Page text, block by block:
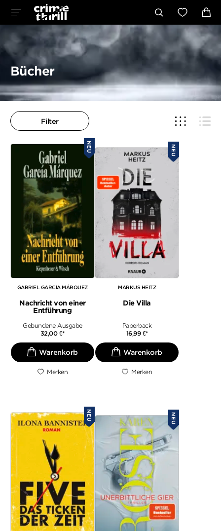
Bücher
Filter
NEU
GABRIEL GARCÍA MÁRQUEZ
Nachricht von einer
Entführung
Gebundene Ausgabe
32,00 €*
Merken
NEU
MARKUS HEITZ
Die Villa
Paperback
16,99 €*
Merken
NEU NEU